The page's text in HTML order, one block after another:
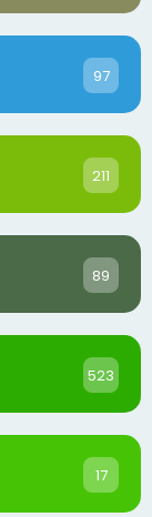
97
211
89
523
17